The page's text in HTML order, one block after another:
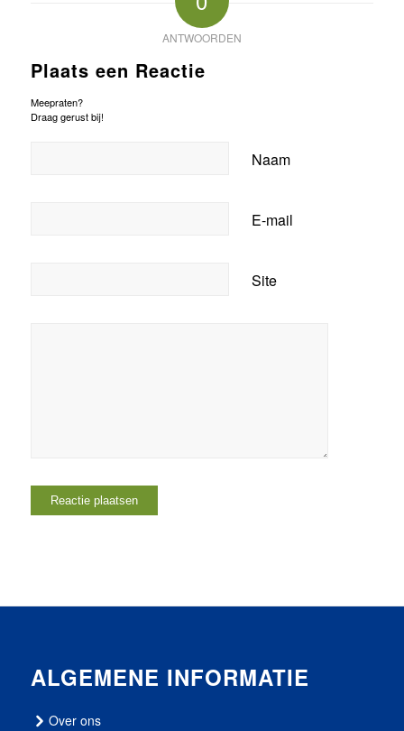
ANTWOORDEN
Plaats een Reactie
Meepraten?
Draag gerust bij!
Naam
E-mail
Site
ALGEMENE INFORMATIE
Over ons